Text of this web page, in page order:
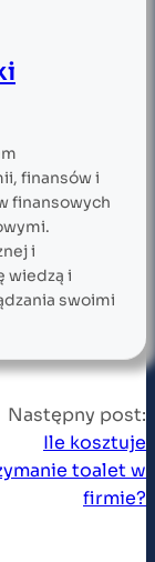
finansów i
finansowych
i
wiedzą i
swoimi
Następny post:
Ile kosztuje
toalet w
firmie?